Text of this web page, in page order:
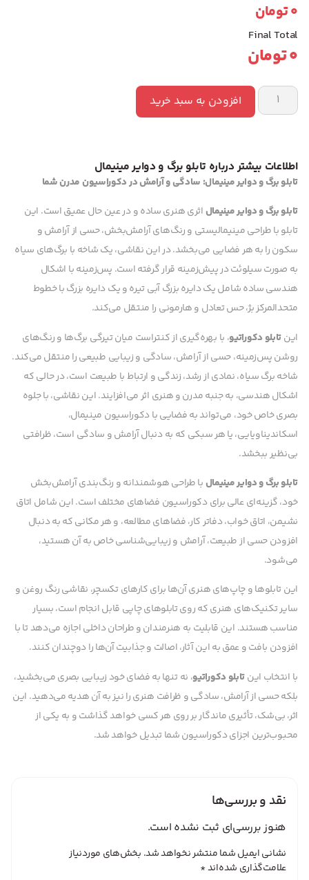
0تومان
Final Total
0تومان
افزودن به سبد خرید
اطلاعات بیشتر درباره تابلو برگ و دوایر مینیمال
تابلو برگ و دوایر مینیمال: سادگی و آرامش در دکوراسیون مدرن شما
تابلو برگ و دوایر مینیمال اثری هنری ساده و در عین حال عمیق است. این
تابلو با طراحی مینیمالیستی و رنگ‌های آرامش‌بخش، حسی از آرامش و
سکون را به هر فضایی می‌بخشد. در این نقاشی، یک شاخه با برگ‌های سیاه
به صورت سیلوئت در پیش‌زمینه قرار گرفته است. پس‌زمینه با اشکال
هندسی ساده شامل یک دایره بزرگ آبی تیره و یک دایره بزرگ با خطوط
متحدالمرکز بژ، حس تعادل و هارمونی را منتقل می‌کند.
اینتابلو دکوراتیو، با بهره‌گیری از کنتراست میان تیرگی برگ‌ها و رنگ‌های
روشن پس‌زمینه، حسی از آرامش، سادگی و زیبایی طبیعی را منتقل می‌کند.
شاخه برگ سیاه، نمادی از رشد، زندگی و ارتباط با طبیعت است، در حالی که
اشکال هندسی، به جنبه مدرن و هنری اثر می‌افزایند. این نقاشی، با جلوه
بصری خاص خود، می‌تواند به فضایی با دکوراسیون مینیمال،
اسکاندیناویایی، یا هر سبکی که به دنبال آرامش و سادگی است، ظرافتی
بی‌نظیر ببخشد.
تابلو برگ و دوایر مینیمال با طراحی هوشمندانه و رنگ‌بندی آرامش‌بخش
خود، گزینه‌ای عالی برای دکوراسیون فضاهای مختلف است. این شامل اتاق
نشیمن، اتاق خواب، دفاتر کار، فضاهای مطالعه، و هر مکانی که به دنبال
افزودن حسی از طبیعت، آرامش و زیبایی‌شناسی خاص به آن هستید،
می‌شود.
این تابلوها و چاپ‌های هنری آن‌ها برای کارهای تکسچر، نقاشی رنگ روغن و
سایر تکنیک‌های هنری که روی تابلوهای چاپی قابل انجام است، بسیار
مناسب هستند. این قابلیت به هنرمندان و طراحان داخلی اجازه می‌دهد تا با
افزودن بافت و عمق به این آثار، اصالت و جذابیت آن‌ها را دوچندان کنند.
با انتخاب اینتابلو دکوراتیو، نه تنها به فضای خود زیبایی بصری می‌بخشید،
بلکه حسی از آرامش، سادگی و ظرافت هنری را نیز به آن هدیه می‌دهید. این
اثر، بی‌شک، تأثیری ماندگار بر روی هر کسی خواهد گذاشت و به یکی از
محبوب‌ترین اجزای دکوراسیون شما تبدیل خواهد شد.
نقد و بررسی‌ها
هنوز بررسی‌ای ثبت نشده است.
نشانی ایمیل شما منتشر نخواهد شد. بخش‌های موردنیاز
علامت‌گذاری شده‌اند*